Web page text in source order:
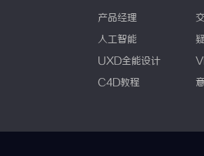
产品经理
人工智能
UXD全能设计
C4D教程